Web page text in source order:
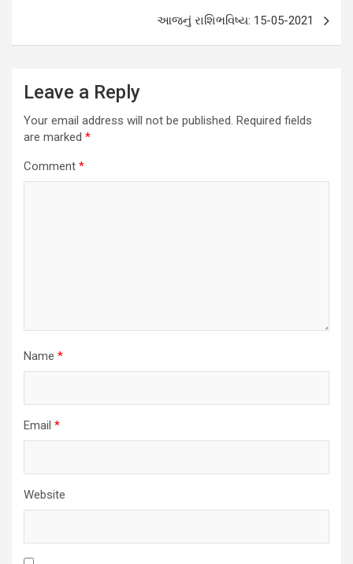
આજનું રાશિભવિષ્ય: 15-05-2021
Leave a Reply
Your email address will not be published. Required fields
are marked *
Comment *
Name *
Email *
Website